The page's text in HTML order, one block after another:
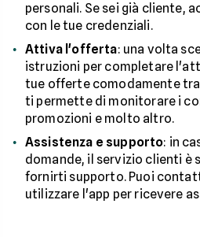
personali. Se sei già cliente,
con le tue credenziali.
Attiva l'offerta: una volta
istruzioni per completare
tue offerte comodamente
ti permette di monitorare i
promozioni e molto altro.
Assistenza e supporto: in
domande, il servizio clienti è
fornirti supporto. Puoi
utilizzare l'app per ricevere